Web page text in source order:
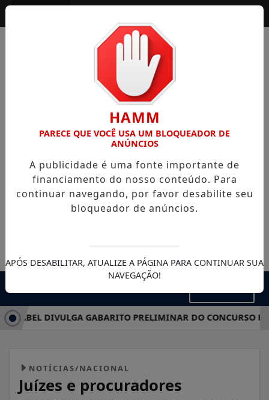
DIVULGA GABARITO PRELIMINAR DO CONCURSO
NOTÍCIAS/NACIONAL
Juízes e procuradores
HAMM
PARECE QUE VOCÊ USA UM BLOQUEADOR DE
ANÚNCIOS
A publicidade é uma fonte importante de
financiamento do nosso conteúdo. Para
continuar navegando, por favor desabilite seu
bloqueador de anúncios.
APÓS DESABILITAR, ATUALIZE A PÁGINA PARA CONTINUAR SUA
NAVEGAÇÃO!